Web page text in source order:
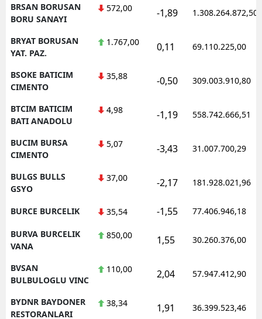
BRSAN BORUSAN
BORU SANAYI
572,00 -1,89 1.308.264.872,50
BRYAT BORUSAN
YAT. PAZ.
1.767,00 0,11 69.110.225,00
BSOKE BATICIM
CIMENTO
35,88 -0,50 309.003.910,80
BTCIM BATICIM
BATI ANADOLU
4,98 -1,19 558.742.666,51
BUCIM BURSA
CIMENTO
5,07 -3,43 31.007.700,29
BULGS BULLS
GSYO
37,00 -2,17 181.928.021,96
BURCE BURCELIK 35,54 -1,55 77.406.946,18
BURVA BURCELIK
VANA
850,00 1,55 30.260.376,00
BVSAN
BULBULOGLU VINC
110,00 2,04 57.947.412,90
BYDNR BAYDONER
RESTORANLARI
38,34 1,91 36.399.523,46